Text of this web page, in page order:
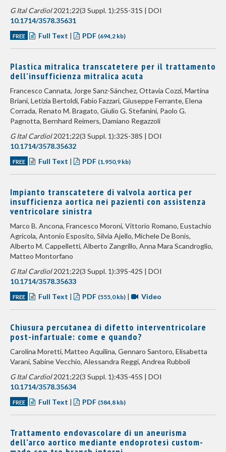
G Ital Cardiol2021;22(3 Suppl. 1):25S-31S | DOI
10.1714/3578.35631
FREE Full Text | PDF (694,2 kb)
Plastica mitralica transcatetere per il trattamento
dell’insufficienza mitralica acuta
Francesco Cannata, Jorge Sanz-Sánchez, Ottavia Cozzi, Martina
Briani, Letizia Bertoldi, Fabio Fazzari, Giuseppe Ferrante, Elena
Corrada, Renato M. Bragato, Giulio G. Stefanini, Paolo G.
Pagnotta, Bernhard Reimers, Damiano Regazzoli
G Ital Cardiol2021;22(3 Suppl. 1):32S-38S | DOI
10.1714/3578.35632
FREE Full Text | PDF (1.950,9 kb)
Impianto transcatetere di valvola aortica per
insufficienza aortica nei pazienti con assistenza
ventricolare sinistra
Marco B. Ancona, Francesco Moroni, Vittorio Romano, Eustachio
Agricola, Antonio Esposito, Silvia Ajello, Michele De Bonis,
Alberto M. Cappelletti, Alberto Zangrillo, Anna Mara Scandroglio,
Matteo Montorfano
G Ital Cardiol2021;22(3 Suppl. 1):39S-42S | DOI
10.1714/3578.35633
FREE Full Text | PDF (555,0 kb) | Video
Chiusura percutanea di difetto interventricolare
post-infartuale: come e quando?
Carolina Moretti, Matteo Aquilina, Gennaro Santoro, Elisabetta
Varani, Sabine Vecchio, Alessandra Reggi, Andrea Rubboli
G Ital Cardiol2021;22(3 Suppl. 1):43S-45S | DOI
10.1714/3578.35634
FREE Full Text | PDF (584,8 kb)
Trattamento endovascolare di un aneurisma
dell’arco aortico mediante endoprotesi custom-